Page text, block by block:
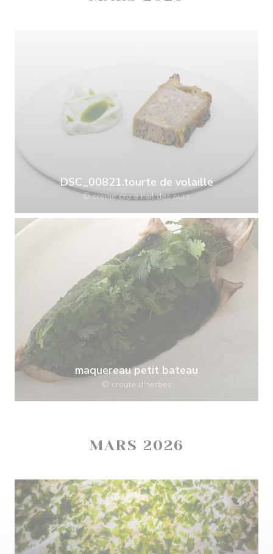
DSC_00821.tourte de volaille
© crème cru à l'ail des ours
maquereau petit bateau
© croute d'herbes
MARS 2026